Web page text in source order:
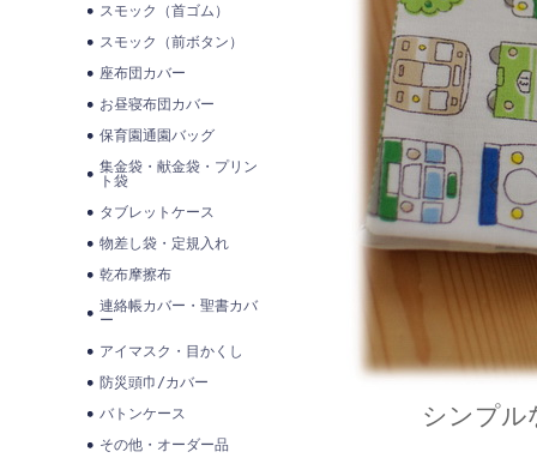
スモック（首ゴム）
スモック（前ボタン）
座布団カバー
お昼寝布団カバー
保育園通園バッグ
集金袋・献金袋・プリン
ト袋
タブレットケース
物差し袋・定規入れ
乾布摩擦布
連絡帳カバー・聖書カバ
ー
アイマスク・目かくし
防災頭巾/カバー
バトンケース
その他・オーダー品
シンプル